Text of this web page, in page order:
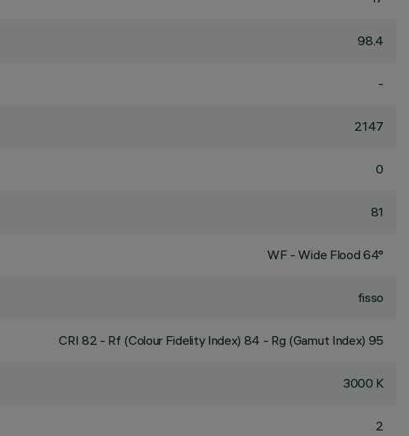
98.4
-
2147
0
81
WF - Wide Flood 64°
fisso
CRI 82 - Rf (Colour Fidelity Index) 84 - Rg (Gamut Index) 95
3000 K
2